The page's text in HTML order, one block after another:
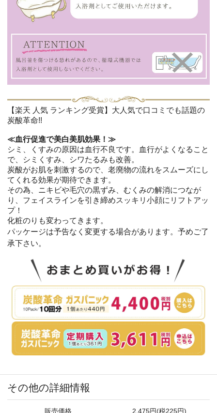
【楽天 人気 ランキング受賞】大人気で口コミでも話題の
炭酸革命!!
≪血行促進で美白美肌効果！≫
シミ、くすみの原因は血行不良です。血行がよくなること
で、シミくすみ、シワたるみも改善。
炭酸がお肌を刺激するので、老廃物の流れをスムーズにし
てくれる効果が期待できます。
その為、ニキビや毛穴の黒ずみ、むくみの解消につなが
り、フェイスラインを引き締めスッキリ小顔にリフトアッ
プ！
化粧のりも変わってきます。
パッケージは予告なく変更する場合があります。予めご了
承下さい。
その他の詳細情報
販売価格 2,475円(税225円)